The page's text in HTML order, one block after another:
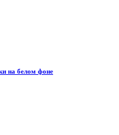
на белом фоне